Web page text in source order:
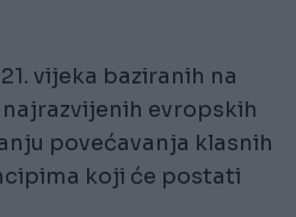
vijeka baziranih na
evropskih
povećavanja klasnih
koji će postati